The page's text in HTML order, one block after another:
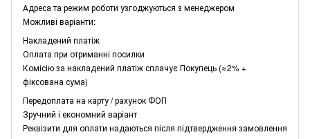
Адреса та режим роботи узгоджуються з менеджером
Можливі варіанти:
Накладений платіж
Оплата при отриманні посилки
Комісію за накладений платіж сплачує Покупець (≈2% +
фіксована сума)
Передоплата на карту / рахунок ФОП
Зручний і економний варіант
Реквізити для оплати надаються після підтвердження замовлення